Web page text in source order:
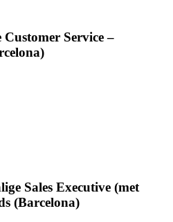
Service –
Sales Executive (met
(Barcelona)